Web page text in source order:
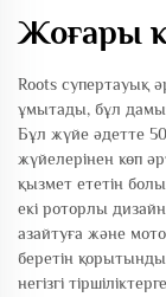
Жоғары
Roots супертауық
ұмытады, бұл
Бұл жүйе әдетте
жүйелерінен көп
қызмет ететін
екі роторлы
азайтуға және
беретін
негізгі